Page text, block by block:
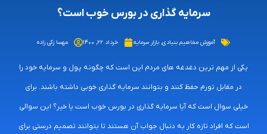
سرمایه گذاری در بورس خوب است؟
آموزش مفاهیم بنیادی, بازار سرمایه خرداد ۲۲, ۱۴۰۰ مهسا زکی زاده
یکی از مهم ترین دغدغه های مردم این است که چگونه پول و سرمایه خود را
در مقابل تورم حفظ کنند و بتوانند سرمایه گذاری خوبی داشته باشند. برای
خیلی سوال است که آیا سرمایه گذاری در بورس خوب است یا خیر؟ این سوالی
است که افراد تازه کار به دنبال جواب آن هستند تا بتوانند تصمیم درستی برای